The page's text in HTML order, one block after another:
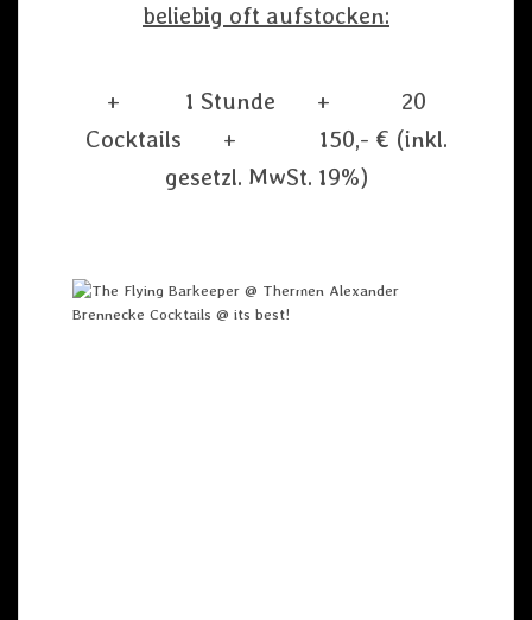
beliebig oft aufstocken:
+ 1 Stunde + 20
Cocktails + 150,- € (inkl.
gesetzl. MwSt. 19%)